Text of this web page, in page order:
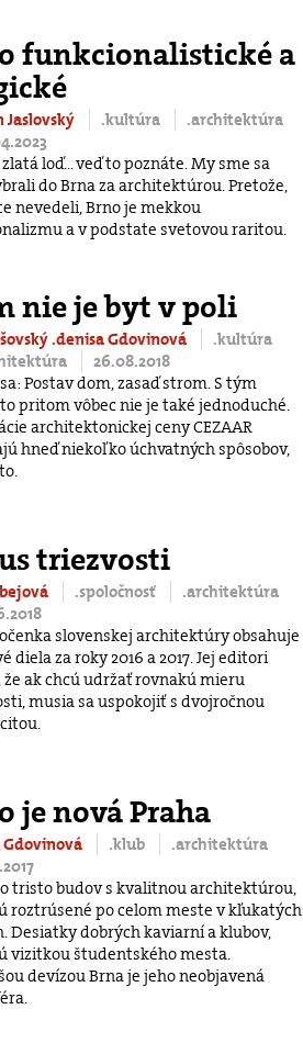
funkcionalistické a
Jaslovský .kultúra
.architektúra
loď... veď to poznáte. My sme sa
do Brna za architektúrou. Pretože,
nevedeli, Brno je mekkou
a v podstate svetovou raritou.
nie je byt v poli
.denisa Gdovinová
.kultúra
26.08.2018
Postav dom, zasaď strom. S tým
pritom vôbec nie je také jednoduché.
architektonickej ceny CEZAAR
hneď niekoľko úchvatných spôsobov,
triezvosti
.spoločnosť
.architektúra
slovenskej architektúry obsahuje
diela za roky 2016 a 2017. Jej editori
ak chcú udržať rovnakú mieru
musia sa uspokojiť s dvojročnou
je nová Praha
.klub
.architektúra
tristo budov s kvalitnou architektúrou,
roztrúsené po celom meste v kľukatých
Desiatky dobrých kaviarní a klubov,
vizitkou študentského mesta.
devízou Brna je jeho neobjavená